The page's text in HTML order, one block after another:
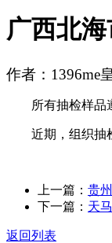
广西北
作者：1396me
所有抽检样品遵
近期，组织抽检
上一篇： 贵
下一篇： 天
返回列表